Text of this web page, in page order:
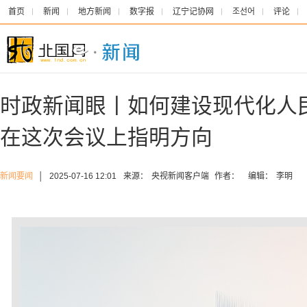
首页 新闻 地方新闻 数字报 辽宁记协网 조선어 评论
时政新闻眼丨如何建设现代化人
在这次会议上指明方向
新闻要闻 2025-07-16 12:01 来源： 央视新闻客户端 作者： 编辑： 李明